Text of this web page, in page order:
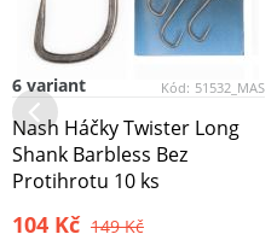
Kód: 51532_MAS
6 variant
Nash Háčky Twister Long
Shank Barbless Bez
Protihrotu 10 ks
104 Kč 149 Kč